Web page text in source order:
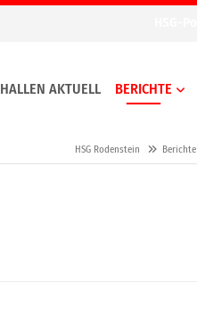
HALLEN AKTUELL BERICHTE
HSG Rodenstein Berichte